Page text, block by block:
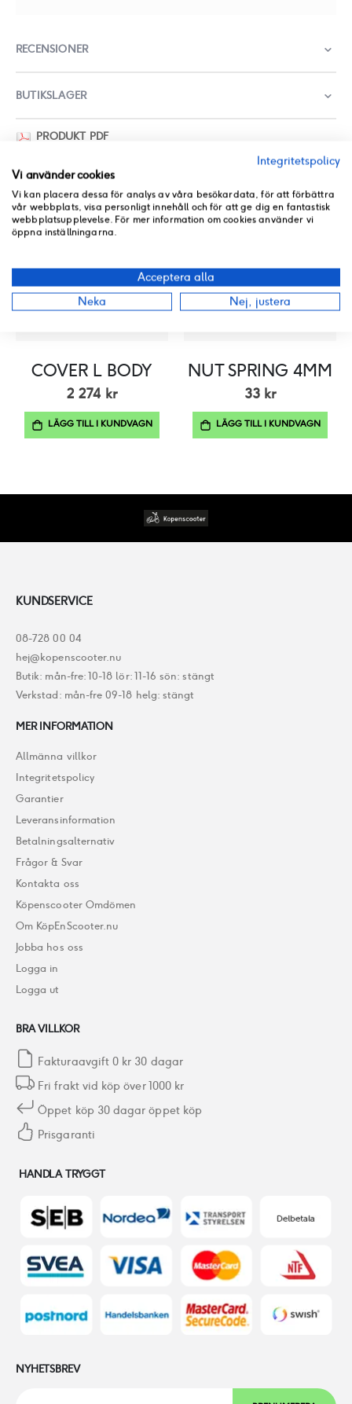
RECENSIONER
BUTIKSLAGER
PRODUKT PDF
ANDRA PRODUKTER FRÅN SAMMA KATEGORI
COVER L BODY
2 274 kr
LÄGG TILL I KUNDVAGN
NUT SPRING 4MM
33 kr
LÄGG TILL I KUNDVAGN
KUNDSERVICE
08-728 00 04
hej@kopenscooter.nu
Butik: mån-fre: 10-18 lör: 11-16 sön: stängt
Verkstad: mån-fre 09-18 helg: stängt
MER INFORMATION
Allmänna villkor
Integritetspolicy
Garantier
Leveransinformation
Betalningsalternativ
Frågor & Svar
Kontakta oss
Köpenscooter Omdömen
Om KöpEnScooter.nu
Jobba hos oss
Logga in
Logga ut
BRA VILLKOR
Fakturaavgift 0 kr 30 dagar
Fri frakt vid köp över 1000 kr
Öppet köp 30 dagar öppet köp
Prisgaranti
HANDLA TRYGGT
NYHETSBREV
Integritetspolicy
Vi använder cookies
Vi kan placera dessa för analys av våra besökardata, för att förbättra
vår webbplats, visa personligt innehåll och för att ge dig en fantastisk
webbplatsupplevelse. För mer information om cookies använder vi
öppna inställningarna.
Acceptera alla
Neka
Nej, justera